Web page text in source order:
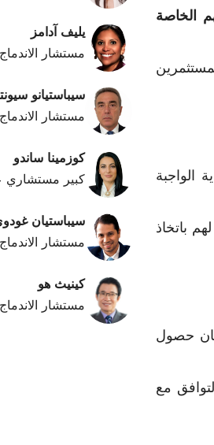
الخاصة
الواجبة
باتخاذ
حصول
مع
يليف آدامز
مستشار
سيباستيانو
مستشار
كوزمينا ساندو
كبير مستشاري
سيباستيان
مستشار
كينيث هو
مستشار